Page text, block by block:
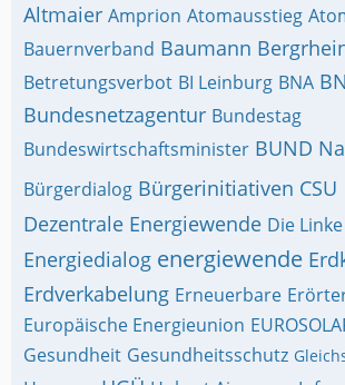
Altmaier Amprion Atomausstieg
Bauernverband Baumann
Betretungsverbot BI Leinburg BNA
Bundesnetzagentur Bundestag
Bundeswirtschaftsminister BUND
Bürgerdialog Bürgerinitiativen CSU
Dezentrale Energiewende Die Linke
Energiedialog energiewende
Erdverkabelung Erneuerbare
Europäische Energieunion
Gesundheit Gesundheitsschutz